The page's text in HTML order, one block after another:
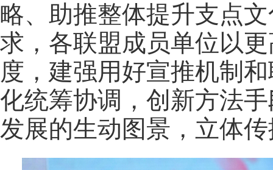
略、助推整体提升支点
求，各联盟成员单位以
度，建强用好宣推机制
化统筹协调，创新方法
发展的生动图景，立体